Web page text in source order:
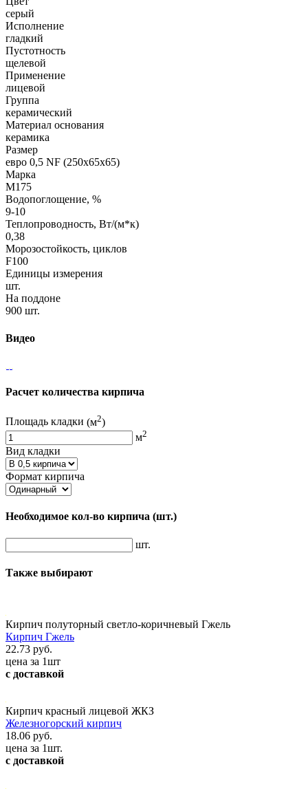
серый
Исполнение
гладкий
Пустотность
щелевой
Применение
лицевой
Группа
керамический
Материал основания
керамика
Размер
евро 0,5 NF (250х65х65)
Марка
М175
Водопоглощение, %
9-10
Теплопроводность, Вт/(м*к)
0,38
Морозостойкость, циклов
F100
Единицы измерения
шт.
На поддоне
900 шт.
Видео
Расчет количества кирпича
Площадь кладки (м2)
м2
Вид кладки
Формат кирпича
Необходимое кол-во кирпича (шт.)
шт.
Также выбирают
Кирпич полуторный светло-коричневый Гжель
Кирпич Гжель
22.73 руб.
цена за 1шт
с доставкой
Кирпич красный лицевой ЖКЗ
Железногорский кирпич
18.06 руб.
цена за 1шт.
с доставкой